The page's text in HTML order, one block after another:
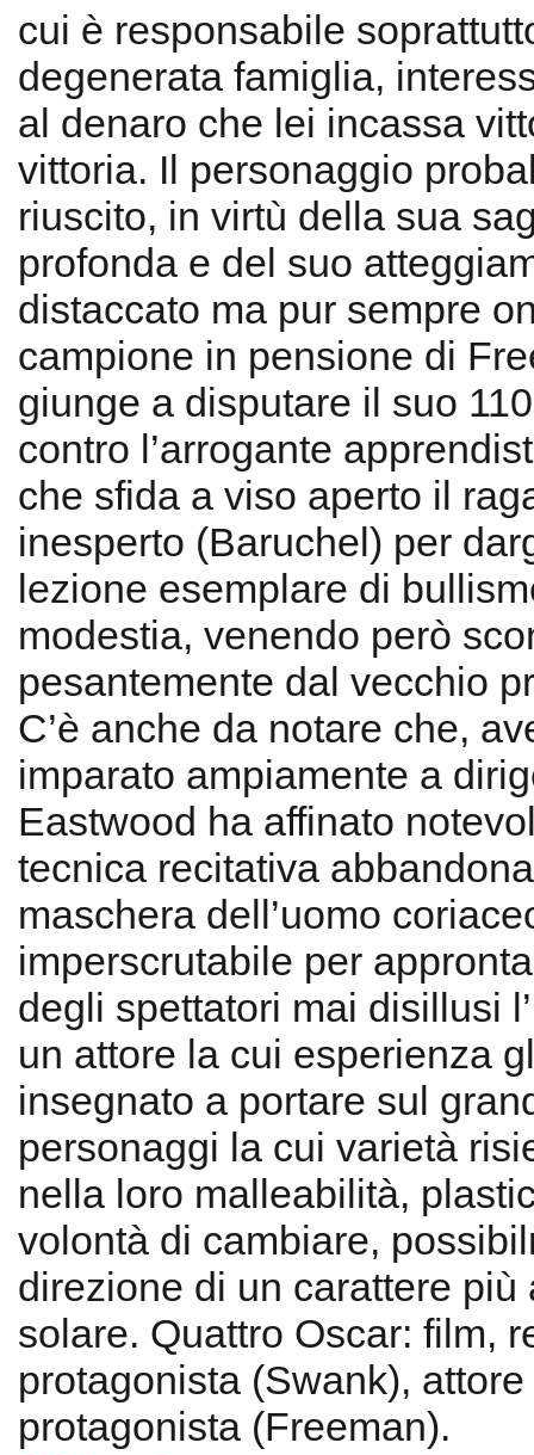
cui è responsabile
degenerata famiglia,
al denaro che lei incassa
vittoria. Il personaggio
riuscito, in virtù della sua
profonda e del suo
distaccato ma pur sempre
campione in pensione di
giunge a disputare il suo
contro l’arrogante
che sfida a viso aperto il
inesperto (Baruchel) per
lezione esemplare di
modestia, venendo però
pesantemente dal vecchio
C’è anche da notare che,
imparato ampiamente a
Eastwood ha affinato
tecnica recitativa
maschera dell’uomo
imperscrutabile per
degli spettatori mai disillusi
un attore la cui esperienza
insegnato a portare sul
personaggi la cui varietà
nella loro malleabilità,
volontà di cambiare,
direzione di un carattere più
solare. Quattro Oscar: film,
protagonista (Swank),
protagonista (Freeman).